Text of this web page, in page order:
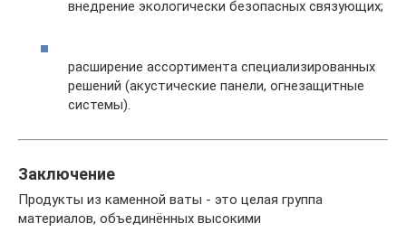
внедрение экологически безопасных связующих;
расширение ассортимента специализированных
решений (акустические панели, огнезащитные
системы).
Заключение
Продукты из каменной ваты - это целая группа
материалов, объединённых высокими